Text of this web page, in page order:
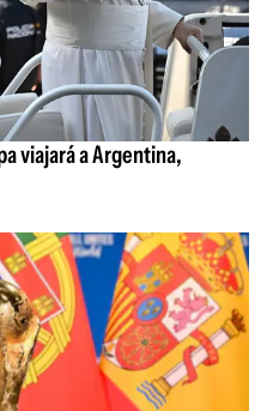
viajará a Argentina,